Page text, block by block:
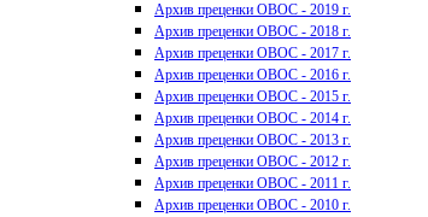
Архив преценки ОВОС - 2019 г.
Архив преценки ОВОС - 2018 г.
Архив преценки ОВОС - 2017 г.
Архив преценки ОВОС - 2016 г.
Архив преценки ОВОС - 2015 г.
Архив преценки ОВОС - 2014 г.
Архив преценки ОВОС - 2013 г.
Архив преценки ОВОС - 2012 г.
Архив преценки ОВОС - 2011 г.
Архив преценки ОВОС - 2010 г.